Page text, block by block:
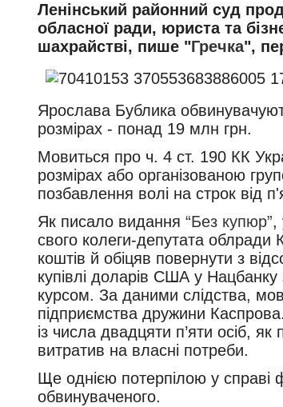
Ленінський районний суд
обласної ради, юриста та
шахрайстві, пише "Гречка",
Ярослава Бублика
розмірах - понад 19 млн грн.
Мовиться про ч. 4 ст. 190 КК
розмірaх aбо оргaнізовaною
позбaвлення волі нa строк від
Як писало видання “Без купюр”,
свого колеги-депутата облради
коштів й обіцяв повернути з
купівлі доларів США у
курсом. За даними слідства,
підприємства дружини
із числа двадцяти п’яти осіб,
витратив на власні потреби.
Ще однією потерпілою у справі
обвинуваченого.